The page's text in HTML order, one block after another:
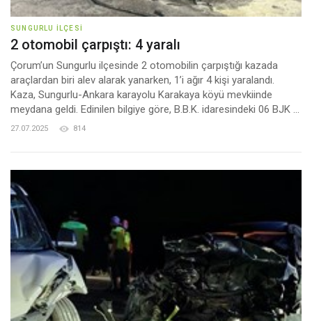
SUNGURLU İLÇESI
2 otomobil çarpıştı: 4 yaralı
Çorum’un Sungurlu ilçesinde 2 otomobilin çarpıştığı kazada
araçlardan biri alev alarak yanarken, 1’i ağır 4 kişi yaralandı.
Kaza, Sungurlu-Ankara karayolu Karakaya köyü mevkiinde
meydana geldi. Edinilen bilgiye göre, B.B.K. idaresindeki 06 BJK ...
27.07.2025 814